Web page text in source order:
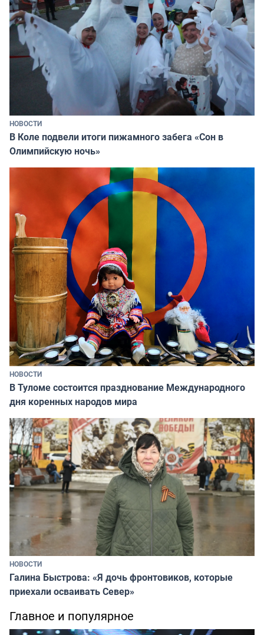
НОВОСТИ
В Коле подвели итоги пижамного забега «Сон в
Олимпийскую ночь»
НОВОСТИ
В Туломе состоится празднование Международного
дня коренных народов мира
НОВОСТИ
Галина Быстрова: «Я дочь фронтовиков, которые
приехали осваивать Север»
Главное и популярное